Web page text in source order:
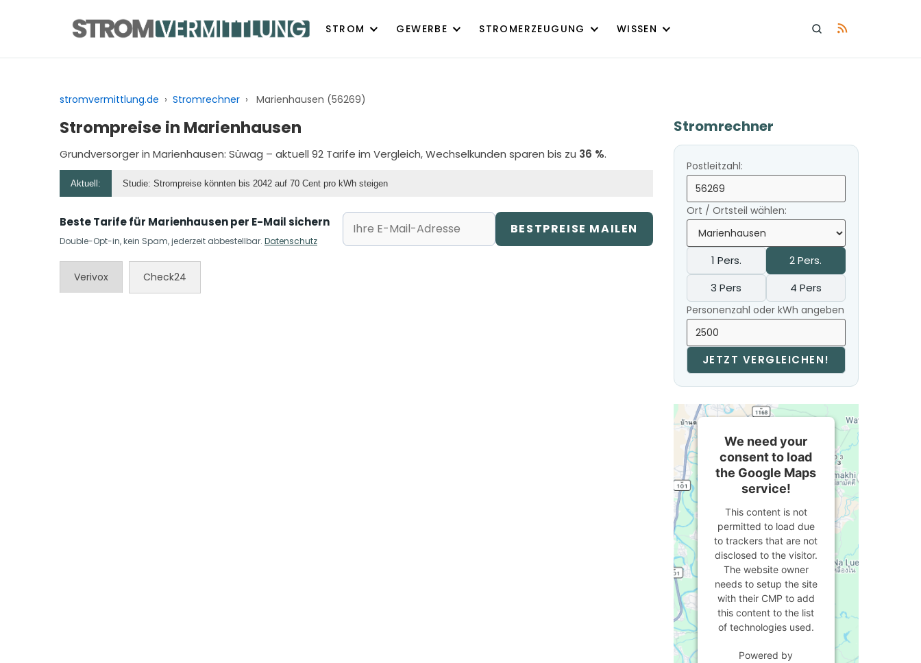
STROM GEWERBE STROMERZEUGUNG WISSEN
stromvermittlung.de › Stromrechner › Marienhausen (56269)
Strompreise in Marienhausen
Grundversorger in Marienhausen: Süwag – aktuell 92 Tarife im Vergleich, Wechselkunden sparen bis zu 36 %.
Aktuell: Studie: Strompreise könnten bis 2042 auf 70 Cent pro kWh steigen
Beste Tarife für Marienhausen per E-Mail sichern
Double-Opt-in, kein Spam, jederzeit abbestellbar. Datenschutz
BESTPREISE MAILEN
Verivox Check24
Stromrechner
Postleitzahl:
Ort / Ortsteil wählen:
1 Pers.
2 Pers.
3 Pers
4 Pers
Personenzahl oder kWh angeben
JETZT VERGLEICHEN!
We need your
consent to load
the Google Maps
service!
This content is not
permitted to load due
to trackers that are not
disclosed to the visitor.
The website owner
needs to setup the site
with their CMP to add
this content to the list
of technologies used.
Powered by